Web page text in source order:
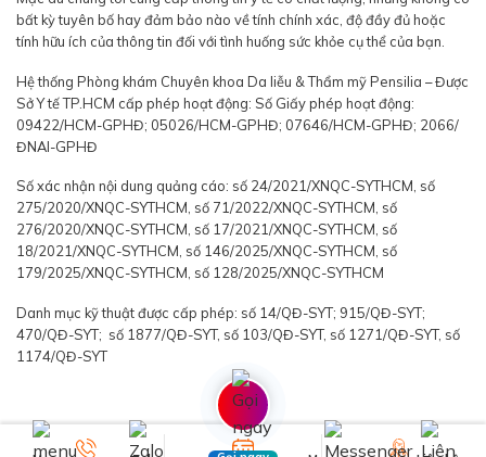
bất kỳ tuyên bố hay đảm bảo nào về tính chính xác, độ đầy đủ hoặc
tính hữu ích của thông tin đối với tình huống sức khỏe cụ thể của bạn.
Hệ thống Phòng khám Chuyên khoa Da liễu & Thẩm mỹ Pensilia – Được
Sở Y tế TP.HCM cấp phép hoạt động: Số Giấy phép hoạt động:
09422/HCM-GPHĐ; 05026/HCM-GPHĐ; 07646/HCM-GPHĐ; 2066/
ĐNAI-GPHĐ
Số xác nhận nội dung quảng cáo: số 24/2021/XNQC-SYTHCM, số
275/2020/XNQC-SYTHCM, số 71/2022/XNQC-SYTHCM, số
276/2020/XNQC-SYTHCM, số 17/2021/XNQC-SYTHCM, số
18/2021/XNQC-SYTHCM, số 146/2025/XNQC-SYTHCM, số
179/2025/XNQC-SYTHCM, số 128/2025/XNQC-SYTHCM
Danh mục kỹ thuật được cấp phép: số 14/QĐ-SYT; 915/QĐ-SYT;
470/QĐ-SYT; số 1877/QĐ-SYT, số 103/QĐ-SYT, số 1271/QĐ-SYT, số
1174/QĐ-SYT